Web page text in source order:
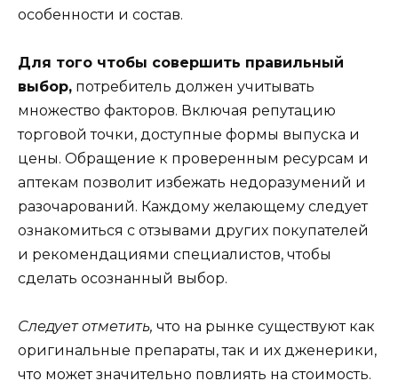
особенности и состав.
Для того чтобы совершить правильный
выбор, потребитель должен учитывать
множество факторов. Включая репутацию
торговой точки, доступные формы выпуска и
цены. Обращение к проверенным ресурсам и
аптекам позволит избежать недоразумений и
разочарований. Каждому желающему следует
ознакомиться с отзывами других покупателей
и рекомендациями специалистов, чтобы
сделать осознанный выбор.
Следует отметить, что на рынке существуют как
оригинальные препараты, так и их дженерики,
что может значительно повлиять на стоимость.